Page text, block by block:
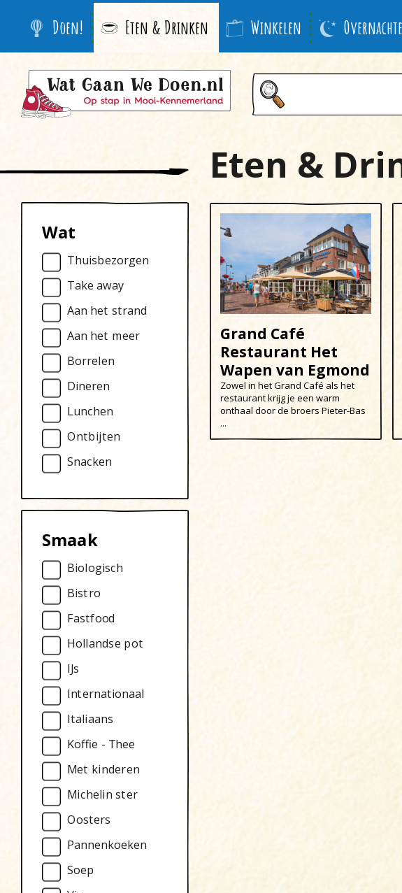
Doen! Eten & Drinken Winkelen
Wat
Thuisbezorgen
Take away
Aan het strand
Aan het meer
Borrelen
Dineren
Lunchen
Ontbijten
Snacken
Smaak
Biologisch
Bistro
Fastfood
Hollandse pot
IJs
Internationaal
Italiaans
Koffie - Thee
Met kinderen
Michelin ster
Oosters
Pannenkoeken
Soep
Eten &
Grand Café
Restaurant Het
Wapen van Egmond
Zowel in het Grand Café als het
restaurant krijg je een warm
onthaal door de broers Pieter-Bas
...